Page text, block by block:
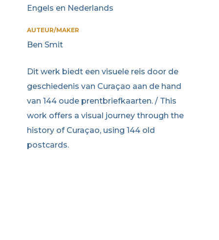
Engels en Nederlands
AUTEUR/MAKER
Ben Smit
Dit werk biedt een visuele reis door de
geschiedenis van Curaçao aan de hand
van 144 oude prentbriefkaarten. / This
work offers a visual journey through the
history of Curaçao, using 144 old
postcards.